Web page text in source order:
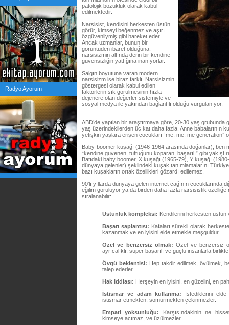
Radyo Ayorum
patolojik bozukluk olarak kabul
edilmektedir.
Narsisist, kendisini herkesten üstün
görür, kimseyi beğenmez ve aşırı
özgüvenliymiş gibi hareket eder.
Ancak uzmanlar, bunun bir
görüntüden ibaret olduğuna,
narsisizmin altında derin bir kendine
güvensizliğin yattığına inanıyorlar.
Salgın boyutuna varan modern
narsisizm ise biraz farklı. Narsisizmin
göstergesi olarak kabul edilen
faktörlerin sık görülmesinin hızla
dejenere olan değerler sistemiyle ve
sosyal medya ile yakından bağlantılı olduğu vurgulanıyor.
ABD’de yapılan bir araştırmaya göre, 20-30 yaş
yaş üzerindekilerden üç kat daha fazla. Anne babalarının
yetişkin yaşlara erişen çocukları “me, me, me generation”
Baby-boomer kuşağı (1946-1964 arasında doğanlar), ben
“kendine güvenen, tuttuğunu koparan, başarılı” gibi
Batıdaki baby boomer, X kuşağı (1965-79), Y kuşağı
dünyaya gelenler) şeklindeki kuşak tanımlamalarını
bazı kuşakların ortak özellikleri gözardı edilemez.
90’lı yıllarda dünyaya gelen internet çağının
eğilim görülüyor ya da birden daha fazla narsisistik özelliğe
sıralanabilir:
Üstünlük kompleksi: Kendilerini herkesten üstün
Başarı saplantısı: Kafaları sürekli olarak
kazanmak ve en iyisini elde etmekle meşguldur.
Özel ve benzersiz olmak:Özel ve benzersiz
ayrıcalıklı, süper başarılı ve güçlü insanlarla
Övgü beklentisi: Hep takdir edilmek, övülmek,
talep ederler.
Hak iddiası: Herşeyin en iyisini, en güzelini, en
İstismar ve adam kullanma:
İstediklerini
istismar etmekten, sömürmekten çekinmezler.
Empati yoksunluğu:
Karşısındakinin ne
kimseye acımaz, ve üzülmezler.